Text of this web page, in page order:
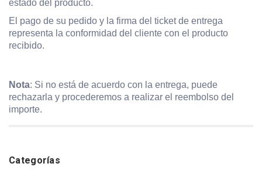
estado del producto.
El pago de su pedido y la firma del ticket de entrega
representa la conformidad del cliente con el producto
recibido.
Nota: Si no está de acuerdo con la entrega, puede
rechazarla y procederemos a realizar el reembolso del
importe.
Categorías